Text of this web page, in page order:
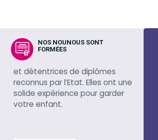
NOS NOUNOUS SONT
FORMÉES
et détentrices de diplômes
reconnus par l’Etat. Elles ont une
solide expérience pour garder
votre enfant.